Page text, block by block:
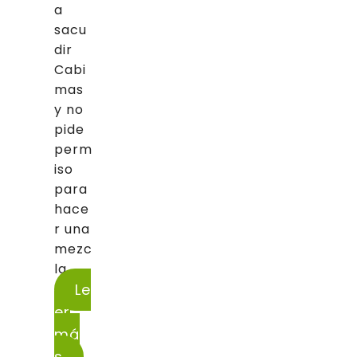
a
sacu
dir
Cabi
mas
y no
pide
perm
iso
para
hace
r una
mezc
la...
Le
er
má